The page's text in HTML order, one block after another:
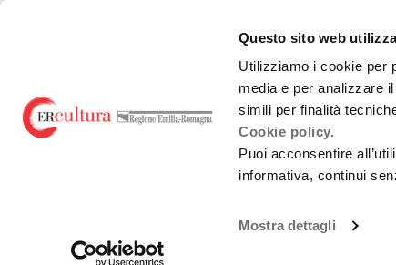
Questo sito web
Utilizziamo i cookie per
media e per analizzare
simili per finalità
Cookie policy.
Puoi acconsentire
informativa, continui
Mostra dettagli
Torna
Cerca
Salta
Salta
Teatro e danza
La guerra in città